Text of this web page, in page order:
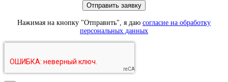
Нажимая на кнопку "Отправить", я даю согласие на обработку
персональных данных